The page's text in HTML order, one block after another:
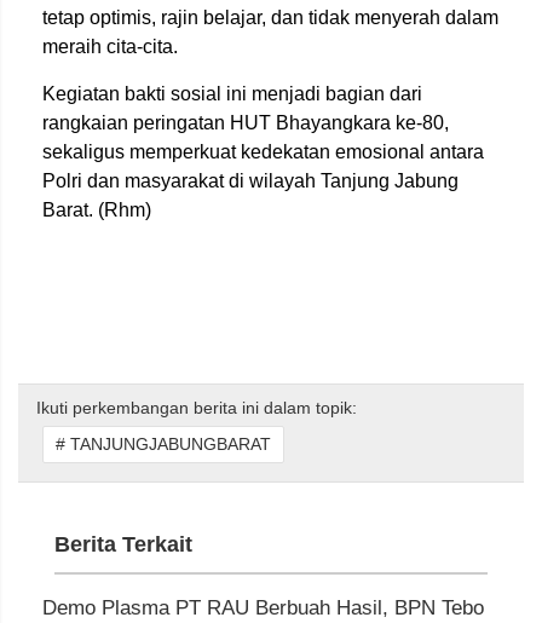
tetap optimis, rajin belajar, dan tidak menyerah dalam
meraih cita-cita.
Kegiatan bakti sosial ini menjadi bagian dari
rangkaian peringatan HUT Bhayangkara ke-80,
sekaligus memperkuat kedekatan emosional antara
Polri dan masyarakat di wilayah Tanjung Jabung
Barat. (Rhm)
Ikuti perkembangan berita ini dalam topik:
# TANJUNGJABUNGBARAT
Berita Terkait
Demo Plasma PT RAU Berbuah Hasil, BPN Tebo